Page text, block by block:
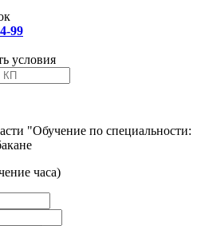
99
условия
"Обучение по специальности:
часа)